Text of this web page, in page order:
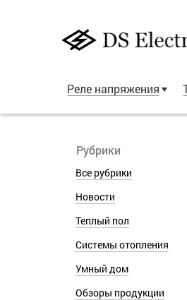
Реле напряжения
Рубрики
Все рубрики
Новости
Теплый пол
Системы отопления
Умный дом
Обзоры продукции